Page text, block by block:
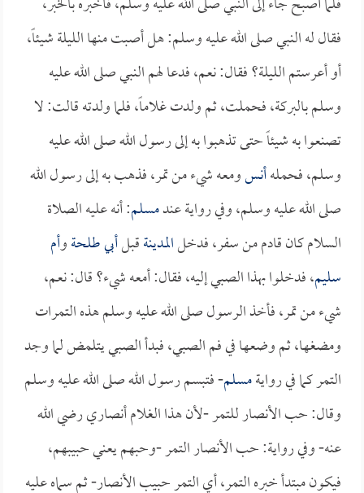
فقال له النبي صلى الله عليه وسلم: هل أصبت منها الليلة شيئاً،
أو أعرستم الليلة؟ فقال: نعم، فدعا لهم النبي صلى الله عليه
وسلم بالبركة، فحملت، ثم ولدت غلاماً، فلما ولدته قالت: لا
تصنعوا به شيئاً حتى تذهبوا به إلى رسول الله صلى الله عليه
وسلم، فحملهأنسومعه شيء من تمر، فذهب به إلى رسول الله
صلى الله عليه وسلم، وفي رواية عندمسلم: أنه عليه الصلاة
السلام كان قادم من سفر، فدخلالمدينةقبلأبي طلحةوأم
سليم، فدخلوا بهذا الصبي إليه، فقال: أمعه شيء؟ قال: نعم،
شيء من تمر، فأخذ الرسول صلى الله عليه وسلم هذه التمرات
ومضغها، ثم وضعها في فم الصبي، فبدأ الصبي يتلمض لما وجد
التمر كما في روايةمسلم- فتبسم رسول الله صلى الله عليه وسلم
وقال: حب الأنصار للتمر -لأن هذا الغلام أنصاري رضي الله
عنه- وفي رواية: حب الأنصار التمر -وحبهم يعني حبيبهم،
فيكون مبتدأ خبره التمر، أي التمر حبيب الأنصار- ثم سماه عليه